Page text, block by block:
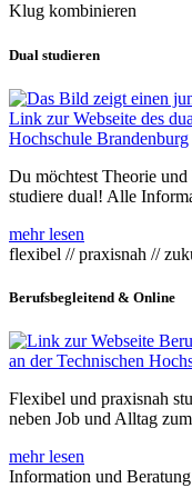
Klug kombinieren
Dual studieren
Du möchtest Theorie
studiere dual! Alle
mehr lesen
flexibel // praxisnah //
Berufsbegleitend & Online
Flexibel und praxisnah
neben Job und Alltag
mehr lesen
Information und Beratung